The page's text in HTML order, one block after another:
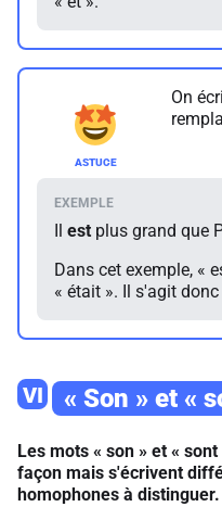
On
est plus grand que
Dans cet exemple, «
« était ». Il s'agit
VI « Son » et «
Les mots « son » et «
façon mais s'écrivent
homophones à distinguer.